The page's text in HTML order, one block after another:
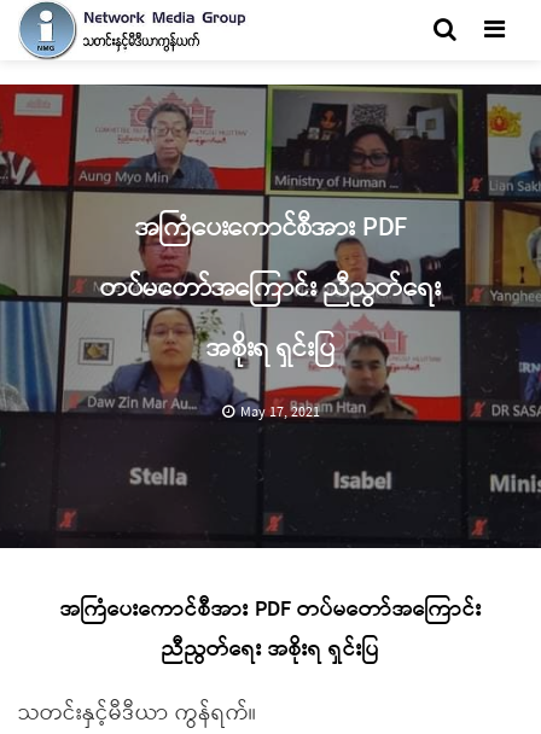
အကြံပေးကောင်စီအား PDF
တပ်မတော်အကြောင်း ညီညွတ်ရေး
အစိုးရ ရှင်းပြ
May 17, 2021
အကြံပေးကောင်စီအား PDF တပ်မတော်အကြောင်း
ညီညွတ်ရေး အစိုးရ ရှင်းပြ
သတင်းနှင့်မီဒီယာ ကွန်ရက်။